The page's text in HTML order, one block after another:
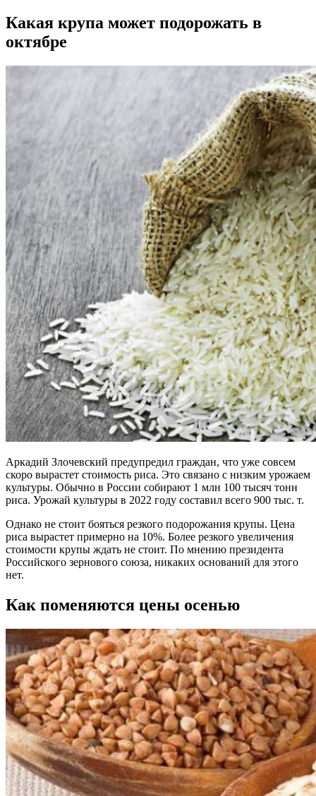
Какая крупа может подорожать в
октябре
Аркадий Злочевский предупредил граждан, что уже совсем
скоро вырастет стоимость риса. Это связано с низким урожаем
культуры. Обычно в России собирают 1 млн 100 тысяч тонн
риса. Урожай культуры в 2022 году составил всего 900 тыс. т.
Однако не стоит бояться резкого подорожания крупы. Цена
риса вырастет примерно на 10%. Более резкого увеличения
стоимости крупы ждать не стоит. По мнению президента
Российского зернового союза, никаких оснований для этого
нет.
Как поменяются цены осенью